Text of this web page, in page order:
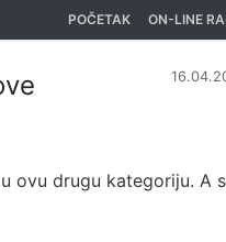
POČETAK(CURRENT)
ON-LINE
ovu drugu kategoriju. A